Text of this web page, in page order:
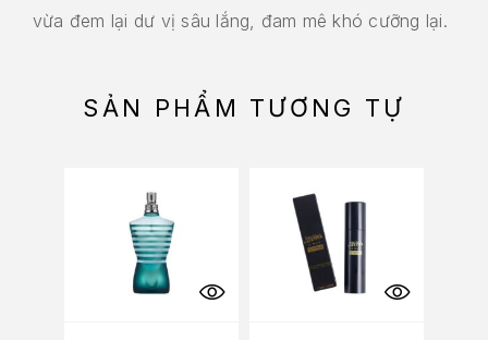
vừa đem lại dư vị sâu lắng, đam mê khó cưỡng lại.
SẢN PHẨM TƯƠNG TỰ